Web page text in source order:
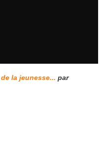
la jeunesse... par